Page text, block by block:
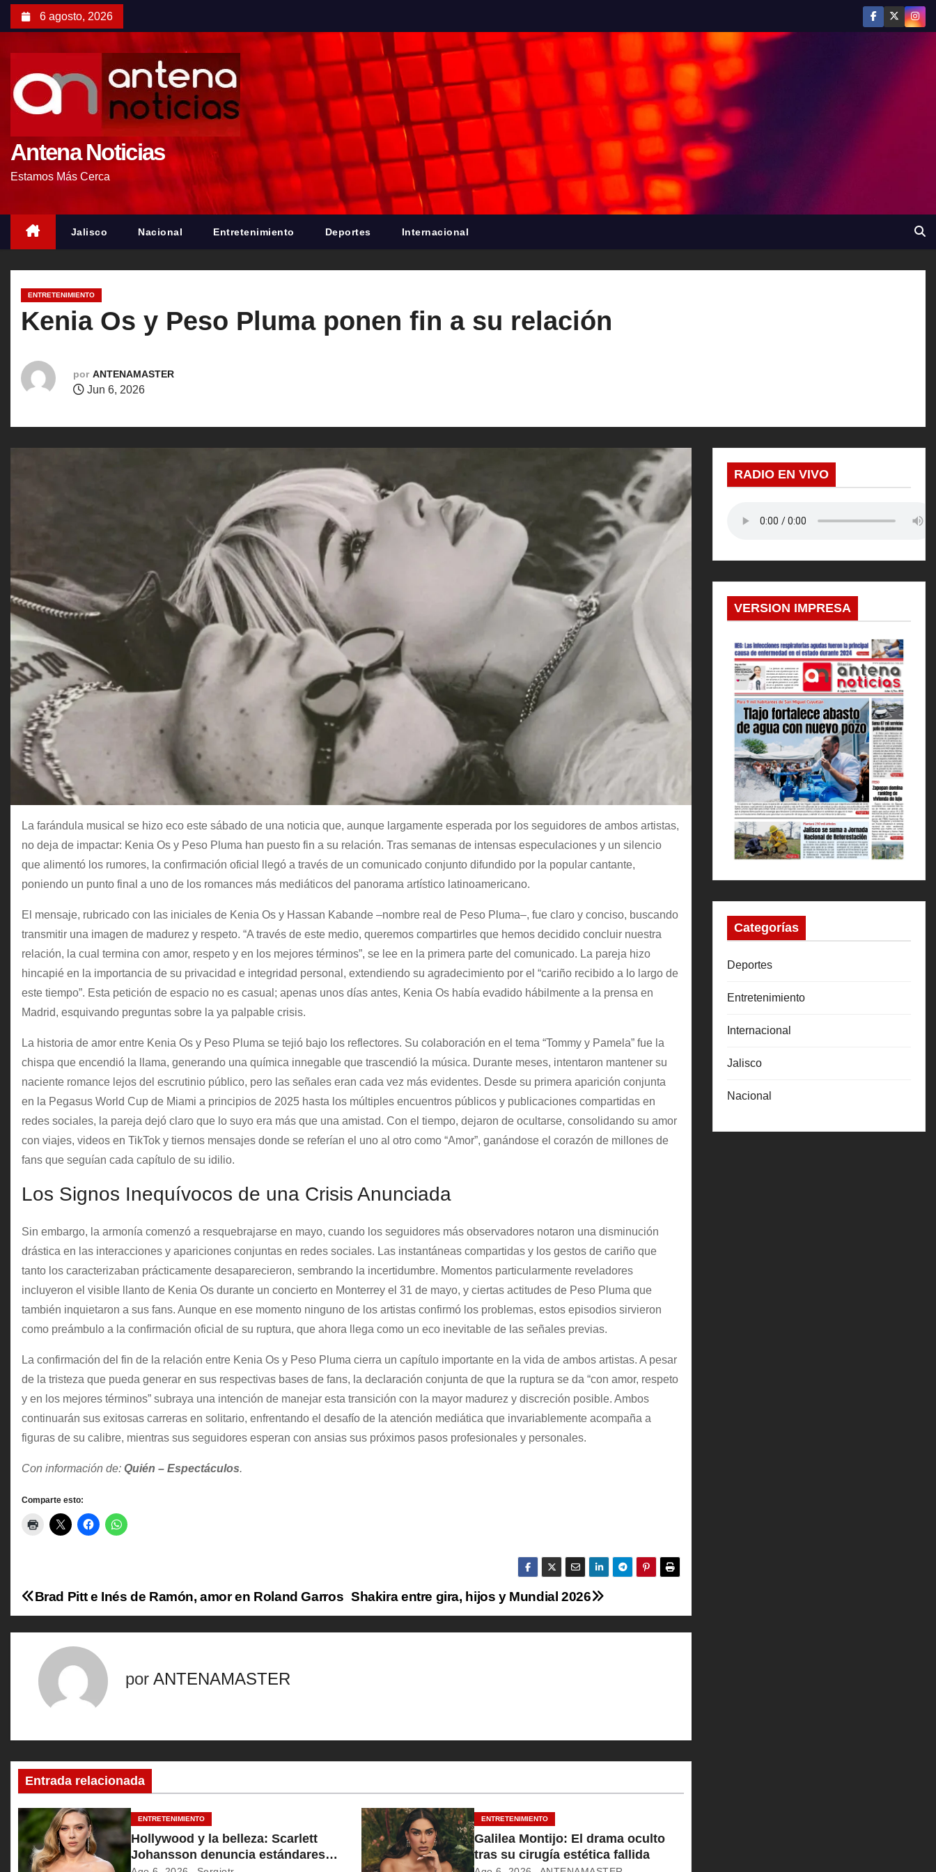
6 agosto, 2026
Antena Noticias
Estamos Más Cerca
Jalisco Nacional Entretenimiento Deportes Internacional
ENTRETENIMIENTO
Kenia Os y Peso Pluma ponen fin a su relación
por ANTENAMASTER
Jun 6, 2026
La farándula musical se hizo eco este sábado de una noticia que, aunque largamente esperada por los seguidores de ambos artistas,
no deja de impactar: Kenia Os y Peso Pluma han puesto fin a su relación. Tras semanas de intensas especulaciones y un silencio
que alimentó los rumores, la confirmación oficial llegó a través de un comunicado conjunto difundido por la popular cantante,
poniendo un punto final a uno de los romances más mediáticos del panorama artístico latinoamericano.
El mensaje, rubricado con las iniciales de Kenia Os y Hassan Kabande –nombre real de Peso Pluma–, fue claro y conciso, buscando
transmitir una imagen de madurez y respeto. “A través de este medio, queremos compartirles que hemos decidido concluir nuestra
relación, la cual termina con amor, respeto y en los mejores términos”, se lee en la primera parte del comunicado. La pareja hizo
hincapié en la importancia de su privacidad e integridad personal, extendiendo su agradecimiento por el “cariño recibido a lo largo de
este tiempo”. Esta petición de espacio no es casual; apenas unos días antes, Kenia Os había evadido hábilmente a la prensa en
Madrid, esquivando preguntas sobre la ya palpable crisis.
La historia de amor entre Kenia Os y Peso Pluma se tejió bajo los reflectores. Su colaboración en el tema “Tommy y Pamela” fue la
chispa que encendió la llama, generando una química innegable que trascendió la música. Durante meses, intentaron mantener su
naciente romance lejos del escrutinio público, pero las señales eran cada vez más evidentes. Desde su primera aparición conjunta
en la Pegasus World Cup de Miami a principios de 2025 hasta los múltiples encuentros públicos y publicaciones compartidas en
redes sociales, la pareja dejó claro que lo suyo era más que una amistad. Con el tiempo, dejaron de ocultarse, consolidando su amor
con viajes, videos en TikTok y tiernos mensajes donde se referían el uno al otro como “Amor”, ganándose el corazón de millones de
fans que seguían cada capítulo de su idilio.
Los Signos Inequívocos de una Crisis Anunciada
Sin embargo, la armonía comenzó a resquebrajarse en mayo, cuando los seguidores más observadores notaron una disminución
drástica en las interacciones y apariciones conjuntas en redes sociales. Las instantáneas compartidas y los gestos de cariño que
tanto los caracterizaban prácticamente desaparecieron, sembrando la incertidumbre. Momentos particularmente reveladores
incluyeron el visible llanto de Kenia Os durante un concierto en Monterrey el 31 de mayo, y ciertas actitudes de Peso Pluma que
también inquietaron a sus fans. Aunque en ese momento ninguno de los artistas confirmó los problemas, estos episodios sirvieron
como preámbulo a la confirmación oficial de su ruptura, que ahora llega como un eco inevitable de las señales previas.
La confirmación del fin de la relación entre Kenia Os y Peso Pluma cierra un capítulo importante en la vida de ambos artistas. A pesar
de la tristeza que pueda generar en sus respectivas bases de fans, la declaración conjunta de que la ruptura se da “con amor, respeto
y en los mejores términos” subraya una intención de manejar esta transición con la mayor madurez y discreción posible. Ambos
continuarán sus exitosas carreras en solitario, enfrentando el desafío de la atención mediática que invariablemente acompaña a
figuras de su calibre, mientras sus seguidores esperan con ansias sus próximos pasos profesionales y personales.
Con información de: Quién – Espectáculos.
Comparte esto:
N
a
a
c
i
ó
n
Shakira entre gira, hijos y Mundial 2026
Brad Pitt e Inés de Ramón, amor en Roland Garros
por ANTENAMASTER
Entrada relacionada
ENTRETENIMIENTO
Hollywood y la belleza: Scarlett
Johansson denuncia estándares
ENTRETENIMIENTO
Galilea Montijo: El drama oculto
tras su cirugía estética fallida
RADIO EN VIVO
VERSION IMPRESA
Categorías
Deportes
Entretenimiento
Internacional
Jalisco
Nacional